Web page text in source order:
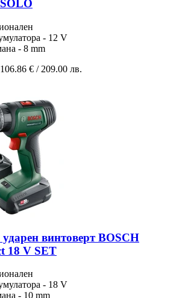
- 12 V
- 8 mm
106.86 € / 209.00 лв.
винтоверт BOSCH
18 V SET
- 18 V
- 10 mm